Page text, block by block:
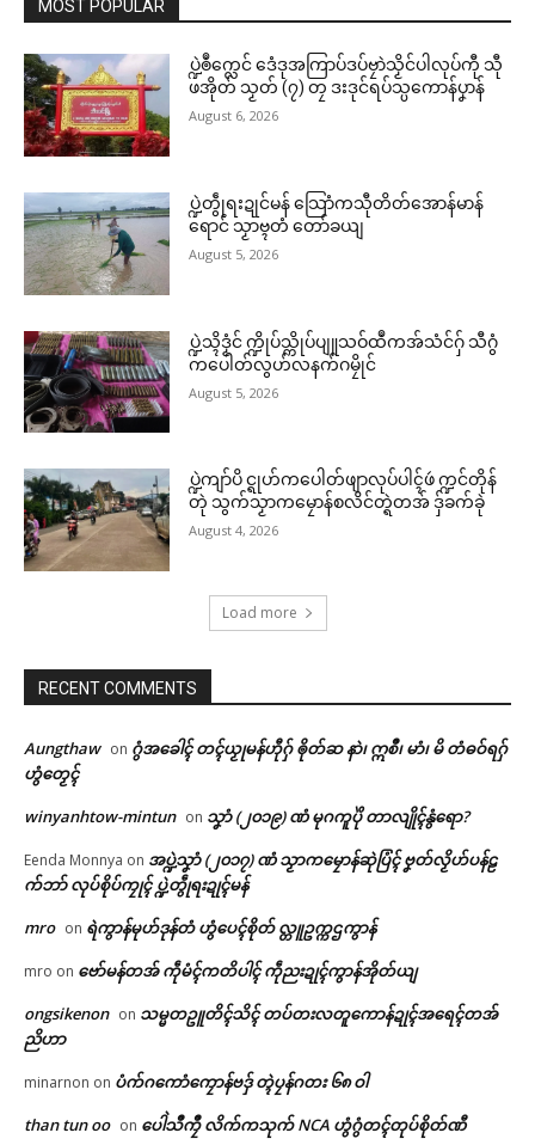
ဌာန်ပရိုၚ်ဗၠးၜးမန်
ရုဲစှ်
Related
အောန်အိုတ် ဒးစွံတမ်ရိုဟ်သြန်
ညးဒးဘဲပၟတ်ကွာန်ဂဒုၚ်ၜဝ်တံ န
အလဵုဆန္ဒဇကု မိက်ဂွံရေၚ်တၠုၚ်
MOST POPULAR
ပ္ဍဲၜဳက္လေင် ဒေံဒုအကြာပ်ဒပ်ဗၠာဲသၟိင်ပါလုပ်ကီု သီု
ဖအိုတ် သၟတ် (၇) တၠ ဒးဒုင်ရပ်သ္ပကောန်ပၞာန်
August 6, 2026
ပ္ဍဲတွဵုရးဍုင်မန် သြောံကသီုတိတ်အောန်မာန်
ရောင် သၟာဗ္ၚတံ တော်ခယျ
August 5, 2026
ပ္ဍဲသ္ၚိဒၟံင် က္ဍိုပ်သ္ကိုပ်ပျူသဝ်ထဳကအ်သံင်ဂှ် သီဂွံ
ကပေါတ်လွဟ်လနက်ဂမၠိုင်
August 5, 2026
ပ္ဍဲကျာ်ပိ င္ရုဟ်ကပေါတ်ဖျာလုပ်ပါၚ်ဖဴ က္ဍင်တိုန်
တုဲ သွက်သၟာကမၠောန်စလိင်တ္ရဲတအ် ဒှ်ခက်ခုဲ
August 4, 2026
Load more
RECENT COMMENTS
Aungthaw on ဂွံအခေါၚ် တၚ်ယၟုမန်ဟီုဂှ် ၜိုတ်ဆ နာဲ၊ ဣစဳ၊ မာံ၊ မိ တံဓဝ်ရဂှ်
ဟွံတၟေၚ်
winyanhtow-mintun on သၞာံ (၂၀၁၉) ဏံ မုဂကူပိုဲ တာလျိုၚ်နွံရော?
Eenda Monnya on အပ္ဍဲသၞာံ (၂၀၁၇) ဏံ သၟာကမၠောန်ဆုဲပြံၚ် ဗၞတ်လၟိဟ်ပန်ဠ
က်ဘာ် လုပ်စိုပ်ကၠုၚ် ပ္ဍဲတွဵုရးဍုၚ်မန်
mro on ရဲကွာန်မုဟ်ဒုန်တံ ဟွံပေၚ်စိုတ် လ္တူဥက္ကဌကွာန်
mro on ဗော်မန်တအ် ကဵုမံၚ်ကတိပါၚ် ကဵုညးဍုၚ်ကွာန်အိုတ်ယျ
ongsikenon on သမ္မတဥူတိၚ်သိၚ် တပ်တးလတူကောန်ဍုၚ်အရေၚ်တအ်
ညိဟာ
minarnon on ပံက်ဂကောံကၠောန်ဗဒှ် တ္ၚဲပၠန်ဂတး ၆၈ ဝါ
than tun oo on ပေါဲသဳကၠဳ လိက်ကသုက် NCA ဟွံဂွံတၚ်တုပ်စိုတ်ဏီ